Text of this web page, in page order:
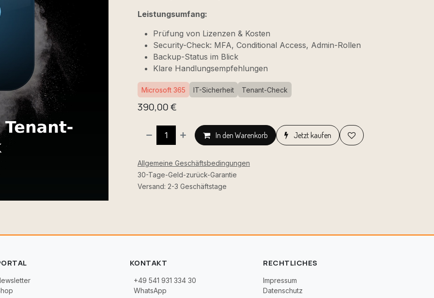
Leistungsumfang:
Prüfung von Lizenzen & Kosten
Security-Check: MFA, Conditional Access, Admin-Rollen
Backup-Status im Blick
Klare Handlungsempfehlungen
Microsoft 365 IT-Sicherheit Tenant-Check
390,00€
In den Warenkorb Jetzt kaufen
Allgemeine Geschäftsbedingungen
30-Tage-Geld-zurück-Garantie
Versand: 2-3 Geschäftstage
KONTAKT
+49 541 931 334 30
WhatsApp
RECHTLICHES
Impressum
Datenschutz